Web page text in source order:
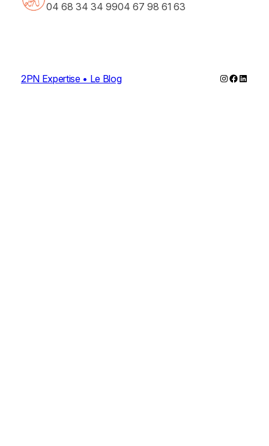
04 68 34 34 9904 67 98 61 63
2PN Expertise • Le Blog Instagram